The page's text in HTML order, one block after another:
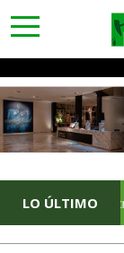
toggle
navigation
LO ÚLTIMO
Veracruz